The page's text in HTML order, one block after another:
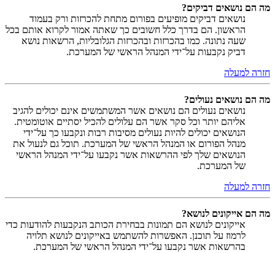
מה הם נושאים דביקים?
נושאים דביקים מופיעים בפורום מתחת להכרזות ורק בעמוד
הראשון. הם בדרך כלל חשובים כך שאתה אמור לקרוא אותם בכל
שעה נתונה. כמו בהכרזות ובהכרזות הגלובליות, הרשאות נושא
דביק נקבעות על־ידי המנהל הראשי של המערכת.
חזרה למעלה
מה הם נושאים נעולים?
נושאים נעולים הם נושאים אשר המשתמשים אינם יכולים להגיב
אליהם יותר וכל סקר אשר הם עלולים להכיל יסתיים אוטומטית.
הנושאים יכולים להיות נעולים מסיבות רבות ונקבעו כך על־ידי
מנהל הפורום או המנהל הראשי של המערכת. תוכל גם לנעול את
הנושאים שלך לפי ההרשאות אשר נקבעו על־ידי המנהל הראשי
של המערכת.
חזרה למעלה
מה הם אייקונים לנושא?
אייקונים לנושא הם תמונות בבחירת הכותב הנקבעות להודעות כדי
לרמוז על תוכנן. האפשרות להשתמש באייקונים לנושא תלויה
בהרשאות אשר נקבעו על־ידי המנהל הראשי של המערכת.